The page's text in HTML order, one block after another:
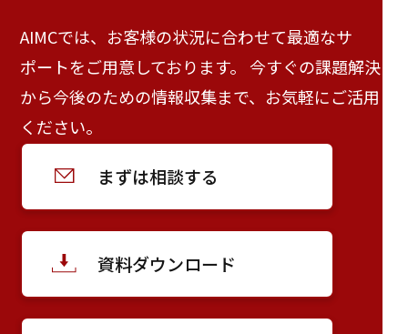
AIMCでは、お客様の状況に合わせて最適なサ
ポートをご用意しております。 今すぐの課題解決
から今後のための情報収集まで、お気軽にご活用
ください。
まずは相談する
資料ダウンロード